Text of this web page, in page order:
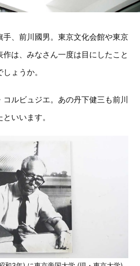
手、前川國男。東京文化会館や東京
は、みなさん一度は目にしたこと
ょうか。
ルビュジエ。あの丹下健三も前川
いいます。